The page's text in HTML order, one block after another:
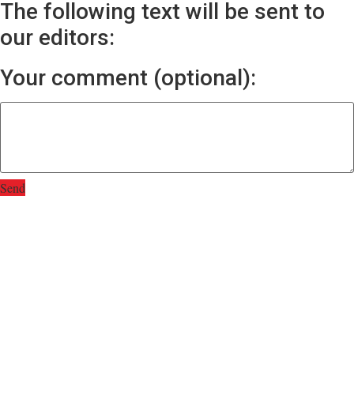
The following text will be sent to
our editors:
Your comment (optional):
Send